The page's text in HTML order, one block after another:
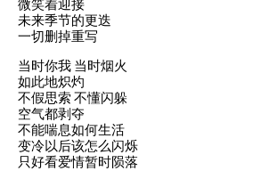
微笑着迎接
未来季节的更迭
一切删掉重写
当时你我 当时烟火
如此地炽灼
不假思索 不懂闪躲
空气都剥夺
不能喘息如何生活
变冷以后该怎么闪烁
只好看爱情暂时陨落